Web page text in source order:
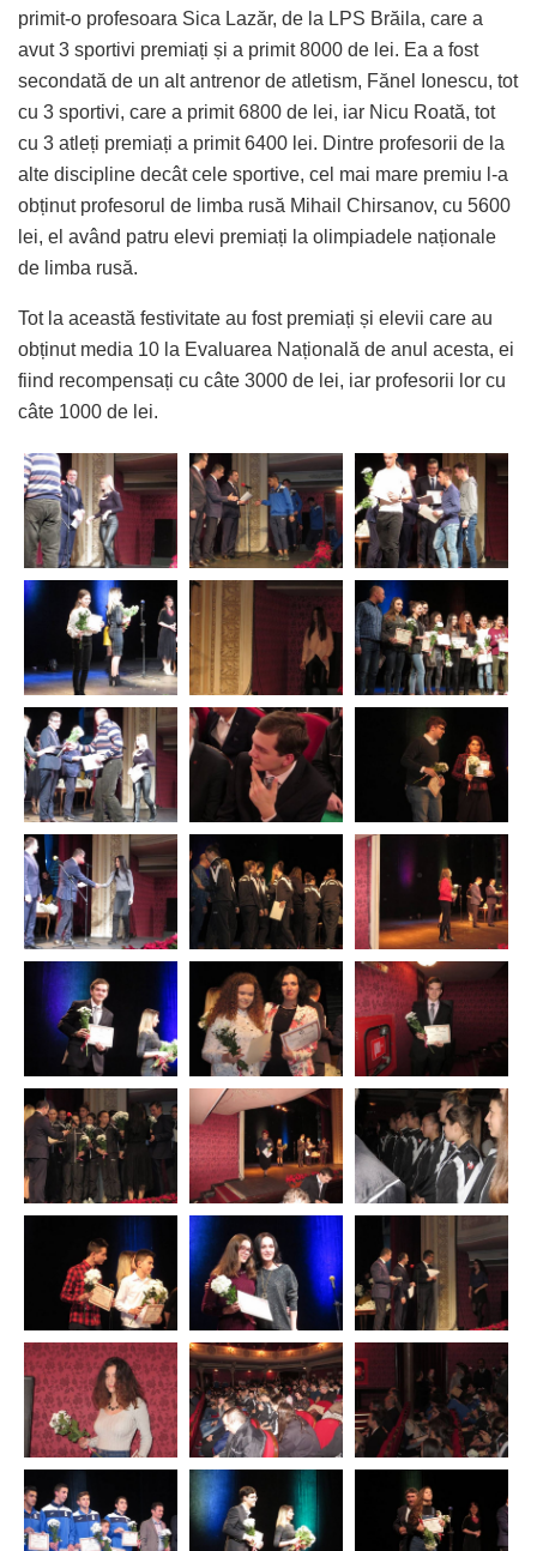
primit-o profesoara Sica Lazăr, de la LPS Brăila, care a
avut 3 sportivi premiați și a primit 8000 de lei. Ea a fost
secondată de un alt antrenor de atletism, Fănel Ionescu, tot
cu 3 sportivi, care a primit 6800 de lei, iar Nicu Roată, tot
cu 3 atleți premiați a primit 6400 lei. Dintre profesorii de la
alte discipline decât cele sportive, cel mai mare premiu l-a
obținut profesorul de limba rusă Mihail Chirsanov, cu 5600
lei, el având patru elevi premiați la olimpiadele naționale
de limba rusă.
Tot la această festivitate au fost premiați și elevii care au
obținut media 10 la Evaluarea Națională de anul acesta, ei
fiind recompensați cu câte 3000 de lei, iar profesorii lor cu
câte 1000 de lei.